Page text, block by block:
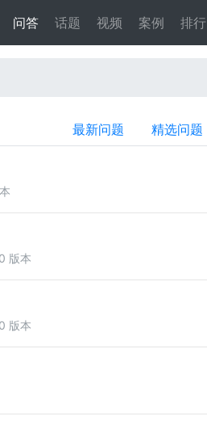
问答 话题 视频 案例 排行
最新问题 精选问题
版本
版本